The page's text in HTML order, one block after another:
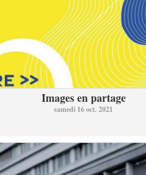
Images en partage
samedi 16 oct. 2021